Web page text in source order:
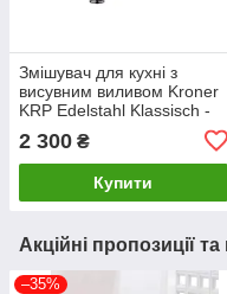
Змішувач для кухні з
висувним виливом Kroner
KRP Edelstahl Klassisch -
2 300 ₴
Купити
Акційні пропозиції
–35%